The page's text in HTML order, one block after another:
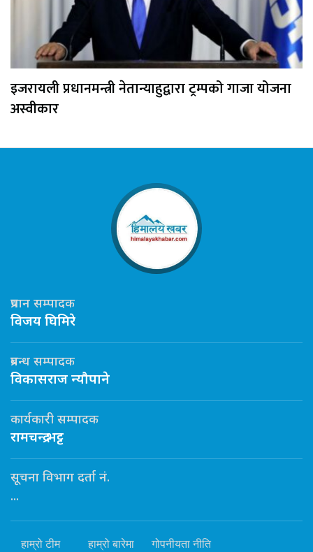
इजरायली प्रधानमन्त्री नेतान्याहुद्वारा ट्रम्पको गाजा योजना
अस्वीकार
प्रधान सम्पादक
विजय घिमिरे
प्रबन्ध सम्पादक
विकासराज न्यौपाने
कार्यकारी सम्पादक
रामचन्द्र भट्ट
सूचना विभाग दर्ता नं.
...
हाम्रो टीम हाम्रो बारेमा गोपनीयता नीति